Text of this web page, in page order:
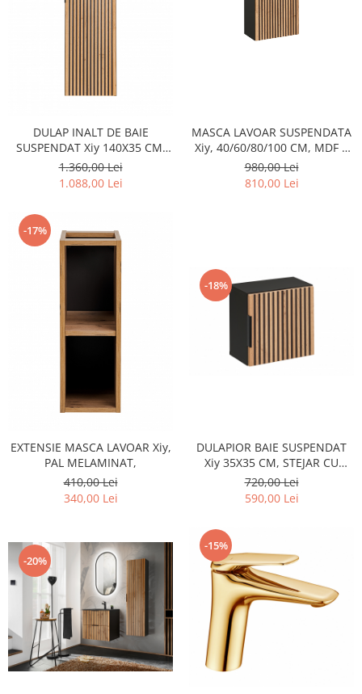
Oferte speciale
Sezlong living
DULAP INALT DE BAIE
SUSPENDAT Xiy 140X35 CM,
STEJAR CU INSERTII NEGRE
1.360,00 Lei
1.088,00 Lei
MASCA LAVOAR SUSPENDATA
Xiy, 40/60/80/100 CM, MDF +
PAL, STEJAR CU INSERTII
NEGRE
980,00 Lei
810,00 Lei
-17%
EXTENSIE MASCA LAVOAR Xiy,
PAL MELAMINAT,
410,00 Lei
340,00 Lei
-18%
DULAPIOR BAIE SUSPENDAT
Xiy 35X35 CM, STEJAR CU
INSERTII NEGRE
720,00 Lei
590,00 Lei
-20%
-15%